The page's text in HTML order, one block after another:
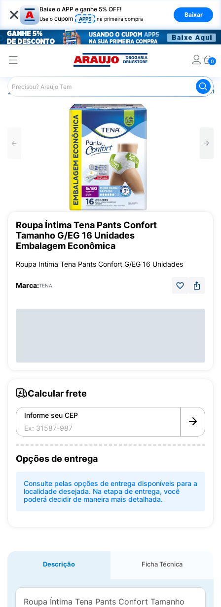
× Baixe o APP e ganhe 5% OFF!
Use o cupom APP5 na primeira compra
Baixar
0
Araujo Saúde e Bem Estar Roupa
Roupa Íntima Tena Pants Confort
Tamanho G/EG 16 Unidades
Embalagem Econômica
Roupa Intima Tena Pants Confort G/EG 16 Unidades
Marca:TENA
Calcular frete
Informe seu CEP
Opções de entrega
Consulte pelas opções de entrega disponíveis para a
localidade desejada. Na etapa de entrega, você
poderá decidir de maneira mais detalhada.
Descrição Ficha Técnica
Roupa Íntima Tena Pants Confort Tamanho